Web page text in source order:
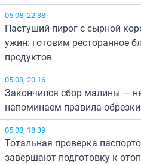
05.08, 22:38
Пастуший пирог с сырной
ужин: готовим ресторанное
продуктов
05.08, 20:16
Закончился сбор малины —
напоминаем правила обрезки
05.08, 18:39
Тотальная проверка
завершают подготовку к